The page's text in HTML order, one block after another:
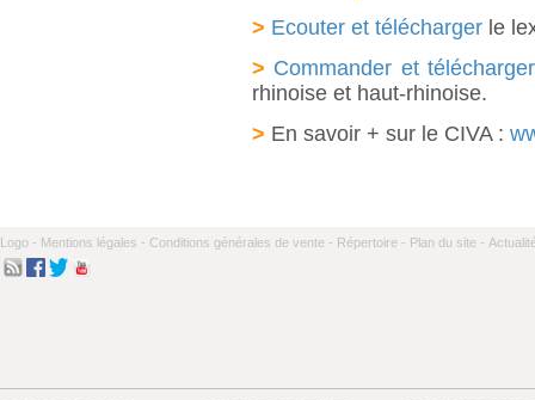
> Ecouter et télécharger le
> Commander et
rhinoise et haut-rhinoise.
> En savoir + sur le CIVA :
Logo - Mentions légales - Conditions générales de vente - Répertoire - Plan du site -